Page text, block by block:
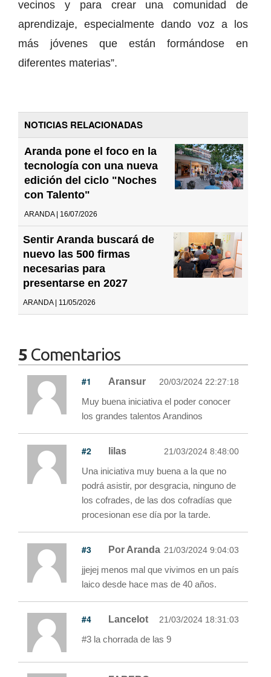
vecinos y para crear una comunidad de
aprendizaje, especialmente dando voz a los
más jóvenes que están formándose en
diferentes materias”.
NOTICIAS RELACIONADAS
Aranda pone el foco en la
tecnología con una nueva
edición del ciclo "Noches
con Talento"
ARANDA | 16/07/2026
Sentir Aranda buscará de
nuevo las 500 firmas
necesarias para
presentarse en 2027
ARANDA | 11/05/2026
5 Comentarios
#1 Aransur 20/03/2024 22:27:18
Muy buena iniciativa el poder conocer
los grandes talentos Arandinos
#2 lilas 21/03/2024 8:48:00
Una iniciativa muy buena a la que no
podrá asistir, por desgracia, ninguno de
los cofrades, de las dos cofradías que
procesionan ese día por la tarde.
#3 Por Aranda 21/03/2024 9:04:03
jjejej menos mal que vivimos en un país
laico desde hace mas de 40 años.
#4 Lancelot 21/03/2024 18:31:03
#3 la chorrada de las 9